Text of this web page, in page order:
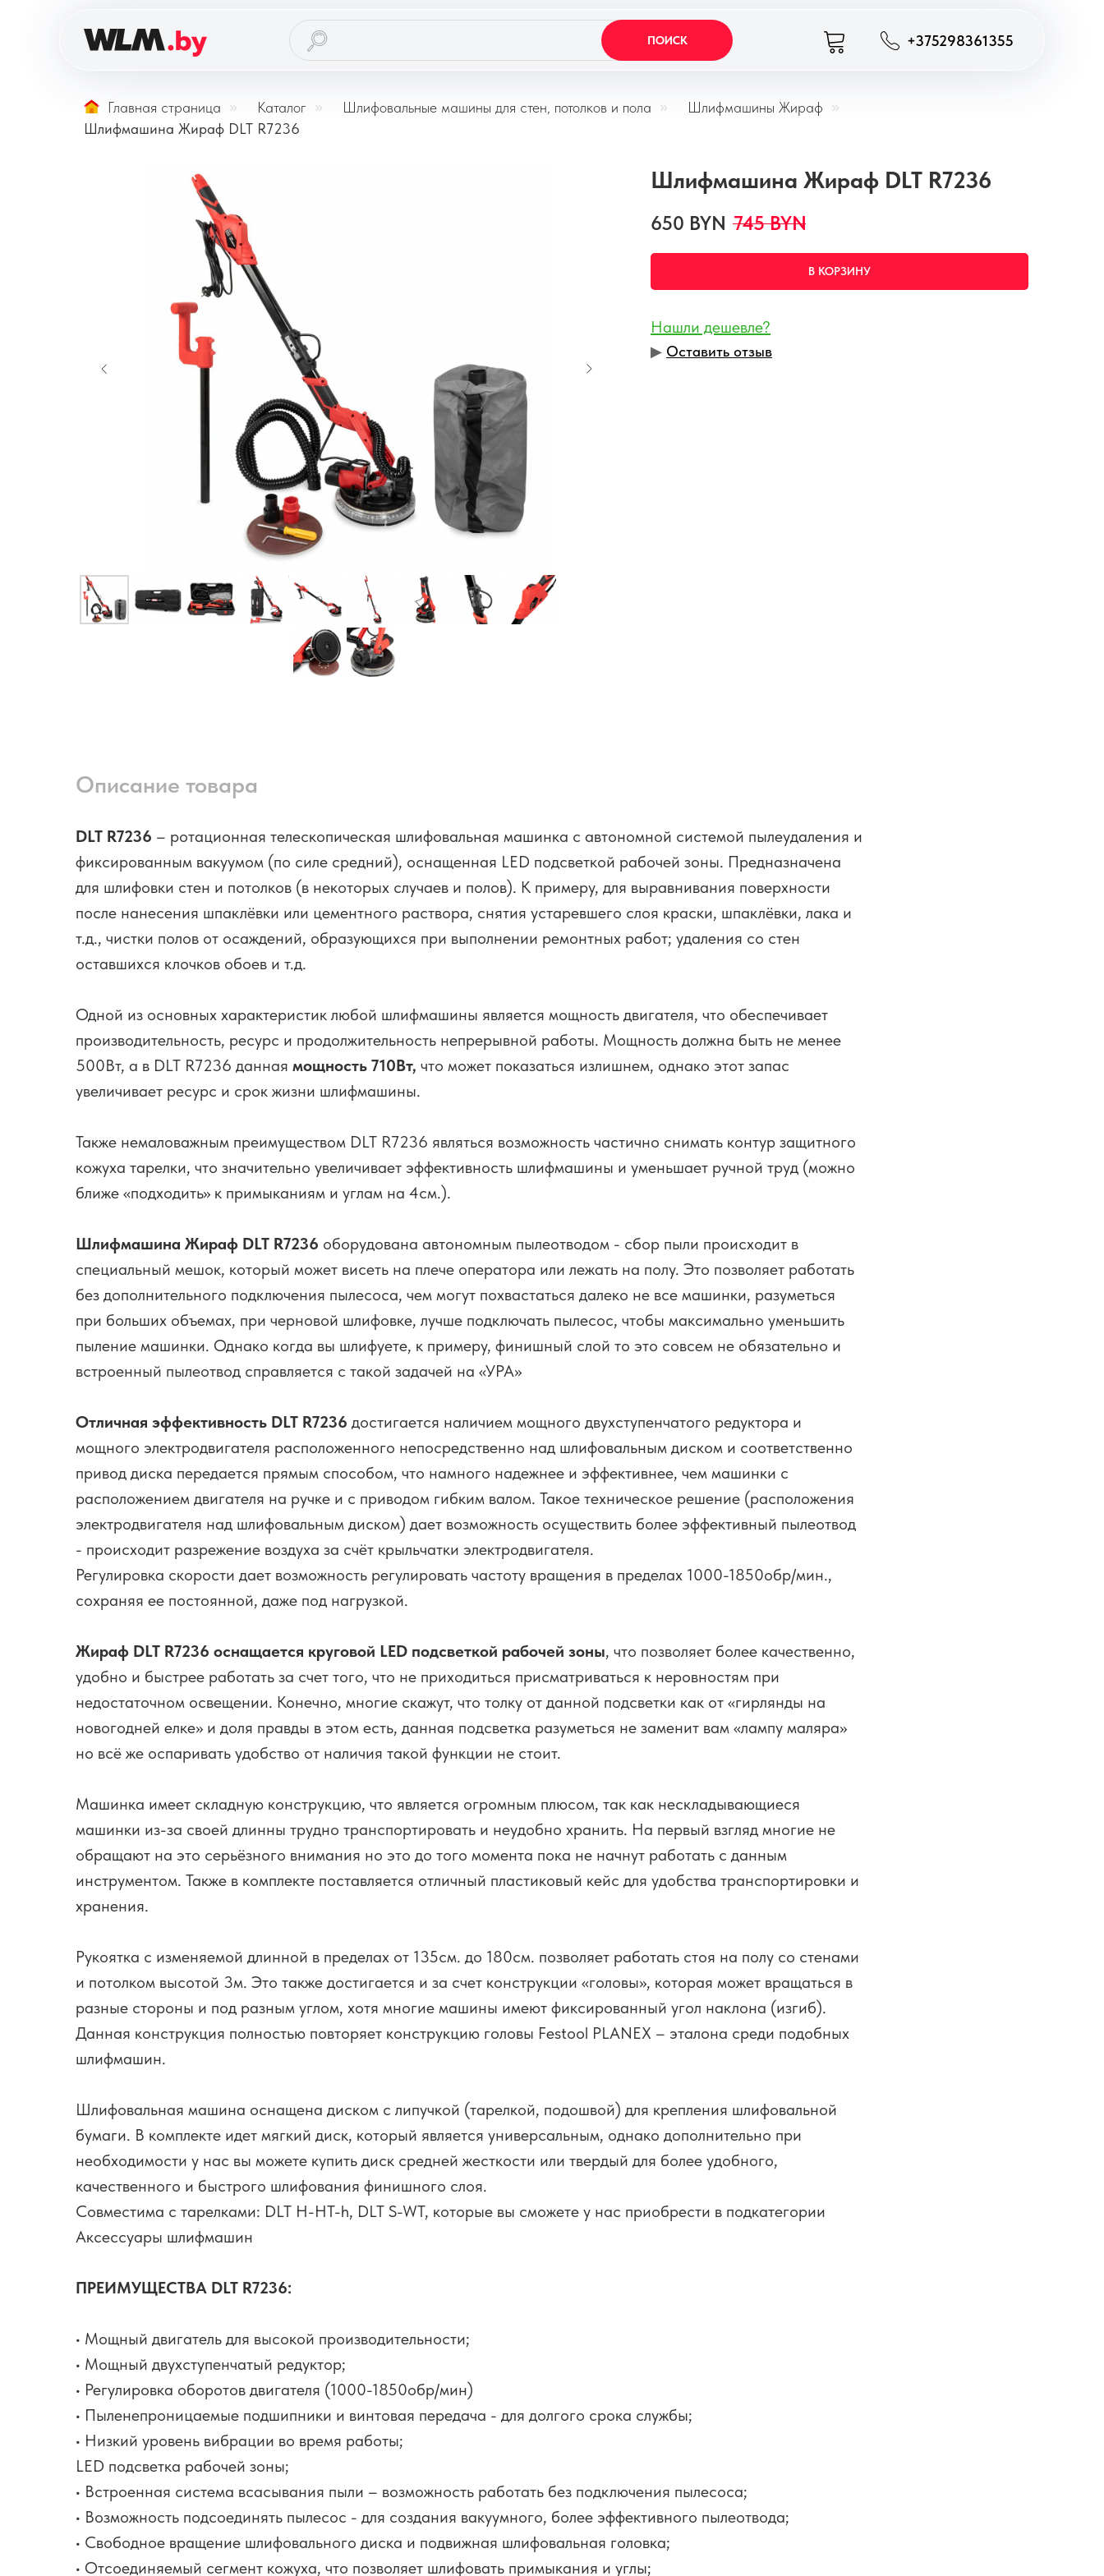
+375298361355
ПОИСК
Главная страница » Каталог » Шлифовальные машины для стен, потолков и пола » Шлифмашины Жираф »
Шлифмашина Жираф DLT R7236
Шлифмашина Жираф DLT R7236
650 BYN 745 BYN
В КОРЗИНУ
Нашли дешевле?
▶︎ Оставить отзыв
Описание товара
DLT R7236 – ротационная телескопическая шлифовальная машинка с автономной системой пылеудаления и
фиксированным вакуумом (по силе средний), оснащенная LED подсветкой рабочей зоны. Предназначена
для шлифовки стен и потолков (в некоторых случаев и полов). К примеру, для выравнивания поверхности
после нанесения шпаклёвки или цементного раствора, снятия устаревшего слоя краски, шпаклёвки, лака и
т.д., чистки полов от осаждений, образующихся при выполнении ремонтных работ; удаления со стен
оставшихся клочков обоев и т.д.
Одной из основных характеристик любой шлифмашины является мощность двигателя, что обеспечивает
производительность, ресурс и продолжительность непрерывной работы. Мощность должна быть не менее
500Вт, а в DLT R7236 данная мощность 710Вт, что может показаться излишнем, однако этот запас
увеличивает ресурс и срок жизни шлифмашины.
Также немаловажным преимуществом DLT R7236 являться возможность частично снимать контур защитного
кожуха тарелки, что значительно увеличивает эффективность шлифмашины и уменьшает ручной труд (можно
ближе «подходить» к примыканиям и углам на 4см.).
Шлифмашина Жираф DLT R7236 оборудована автономным пылеотводом - сбор пыли происходит в
специальный мешок, который может висеть на плече оператора или лежать на полу. Это позволяет работать
без дополнительного подключения пылесоса, чем могут похвастаться далеко не все машинки, разуметься
при больших объемах, при черновой шлифовке, лучше подключать пылесос, чтобы максимально уменьшить
пыление машинки. Однако когда вы шлифуете, к примеру, финишный слой то это совсем не обязательно и
встроенный пылеотвод справляется с такой задачей на «УРА»
Отличная эффективность DLT R7236 достигается наличием мощного двухступенчатого редуктора и
мощного электродвигателя расположенного непосредственно над шлифовальным диском и соответственно
привод диска передается прямым способом, что намного надежнее и эффективнее, чем машинки с
расположением двигателя на ручке и с приводом гибким валом. Такое техническое решение (расположения
электродвигателя над шлифовальным диском) дает возможность осуществить более эффективный пылеотвод
- происходит разрежение воздуха за счёт крыльчатки электродвигателя.
Регулировка скорости дает возможность регулировать частоту вращения в пределах 1000-1850обр/мин.,
сохраняя ее постоянной, даже под нагрузкой.
Жираф DLT R7236 оснащается круговой LED подсветкой рабочей зоны, что позволяет более качественно,
удобно и быстрее работать за счет того, что не приходиться присматриваться к неровностям при
недостаточном освещении. Конечно, многие скажут, что толку от данной подсветки как от «гирлянды на
новогодней елке» и доля правды в этом есть, данная подсветка разуметься не заменит вам «лампу маляра»
но всё же оспаривать удобство от наличия такой функции не стоит.
Машинка имеет складную конструкцию, что является огромным плюсом, так как нескладывающиеся
машинки из-за своей длинны трудно транспортировать и неудобно хранить. На первый взгляд многие не
обращают на это серьёзного внимания но это до того момента пока не начнут работать с данным
инструментом. Также в комплекте поставляется отличный пластиковый кейс для удобства транспортировки и
хранения.
Рукоятка с изменяемой длинной в пределах от 135см. до 180см. позволяет работать стоя на полу со стенами
и потолком высотой 3м. Это также достигается и за счет конструкции «головы», которая может вращаться в
разные стороны и под разным углом, хотя многие машины имеют фиксированный угол наклона (изгиб).
Данная конструкция полностью повторяет конструкцию головы Festool PLANEX – эталона среди подобных
шлифмашин.
Шлифовальная машина оснащена диском с липучкой (тарелкой, подошвой) для крепления шлифовальной
бумаги. В комплекте идет мягкий диск, который является универсальным, однако дополнительно при
необходимости у нас вы можете купить диск средней жесткости или твердый для более удобного,
качественного и быстрого шлифования финишного слоя.
Совместима с тарелками: DLT H-HT-h, DLT S-WT, которые вы сможете у нас приобрести в подкатегории
Аксессуары шлифмашин
ПРЕИМУЩЕСТВА DLT R7236:
• Мощный двигатель для высокой производительности;
• Мощный двухступенчатый редуктор;
• Регулировка оборотов двигателя (1000-1850обр/мин)
• Пыленепроницаемые подшипники и винтовая передача - для долгого срока службы;
• Низкий уровень вибрации во время работы;
LED подсветка рабочей зоны;
• Встроенная система всасывания пыли – возможность работать без подключения пылесоса;
• Возможность подсоединять пылесос - для создания вакуумного, более эффективного пылеотвода;
• Свободное вращение шлифовального диска и подвижная шлифовальная головка;
• Отсоединяемый сегмент кожуха, что позволяет шлифовать примыкания и углы;